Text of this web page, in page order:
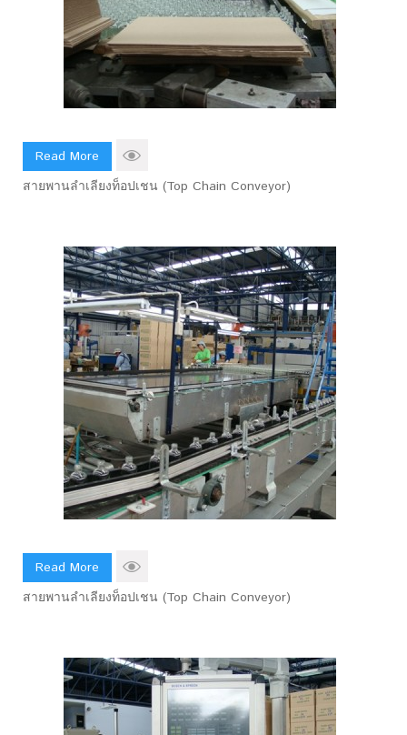
Read More
สายพานลำเลียงท็อปเชน (Top Chain Conveyor)
Read More
สายพานลำเลียงท็อปเชน (Top Chain Conveyor)